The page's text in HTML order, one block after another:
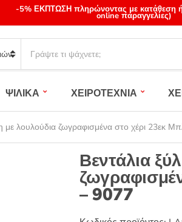
-5% ΕΚΠΤΩΣΗ πληρώνοντας με κατάθεση ή
online παραγγελίες)
a
c
h
p
ΨΙΛΙΚΑ ΧΕΙΡΟΤΕΧΝΙΑ
με λουλούδια ζωγραφισμένα στο χέρι 23εκ
Βεντάλια
– 9077